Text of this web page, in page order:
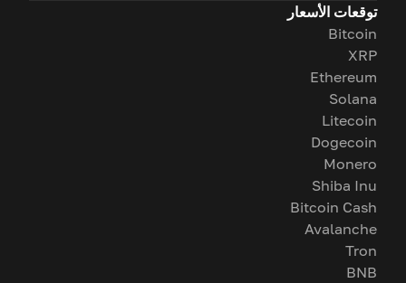
توقعات الأسعار
Bitcoin
XRP
Ethereum
Solana
Litecoin
Dogecoin
Monero
Shiba Inu
Bitcoin Cash
Avalanche
Tron
BNB